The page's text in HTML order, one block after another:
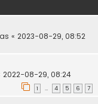
« 2023-08-29, 08:52
2022-08-29, 08:24
1 … 4 5 6 7